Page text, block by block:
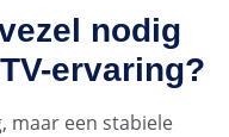
nodig
ervaring?
maar een stabiele